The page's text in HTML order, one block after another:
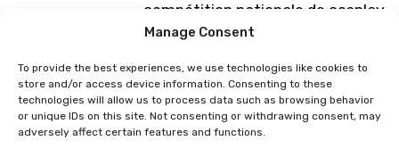
Manage Consent
To provide the best experiences, we use technologies like cookies to
store and/or access device information. Consenting to these
technologies will allow us to process data such as browsing behavior
or unique IDs on this site. Not consenting or withdrawing consent, may
adversely affect certain features and functions.
compétition nationale de cosplay
individuel réunissant les meilleurs
grande finale à Polymanga.
Les représentants sont
sélectionnés tout au long de